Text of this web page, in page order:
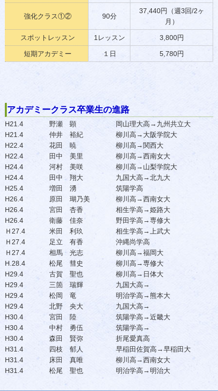
強化クラス①② 90分
37,440円（週3回/2ヶ
月）
スポットレッスン 1レッスン 3,800円
短期アカデミー １日 5,780円
アカデミークラス卒業生の進路
H21.4 野瀬 顕
岡山理大高→九州共立大
H21.4
仲井 裕紀
柳川高→大阪学院大
H22.4
花田 暁
柳川高→関西大
H22.4
田中 美里
柳川高→西南女大
H24.4
河村 美咲
柳川高→山梨学院大
H24.4
田中 翔大
九国大高→北九大
H25.4
増田 湧
筑陽学高
H26.4
原田 瑚乃美
柳川高→西南女大
H26.4
宮田 杏香
相生学高→姫路大
H26.4
衛藤 佳奈
野田学高→専修大
Ｈ27.4
米田 利玖
相生学高→上武大
Ｈ27.4
足立 有香
沖縄尚学高
Ｈ27.4
相馬 光志
柳川高→福岡大
H.28.4
松尾 彗史
柳川高→専修大
H29.4
古賀 聖也
柳川高→日体大
H29.4
三箇 瑞輝
九国大高→
H29.4
松岡 竜
明治学高→熊本大
H29.4
北野 央大
九国大高→
H30.4
宮田 陸
筑陽学高→近畿大
H30.4
中村 勇伍
筑陽学高→
H30.4
森田 賢弥
折尾愛真高
H31.4
四枝 郁人
早稲田佐賀高→早稲田大
H31.4
床田 真唯
柳川高→西南女大
H31.4
松尾 聖也 明治学高→明治大